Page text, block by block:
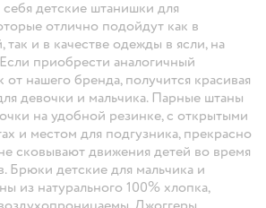
детские штанишки для
отлично подойдут как в
так и в качестве одежды в ясли, на
приобрести аналогичный
нашего бренда, получится красивая
девочки и мальчика. Парные штаны
на удобной резинке, с открытыми
и местом для подгузника, прекрасно
сковывают движения детей во время
Брюки детские для мальчика и
из натурального 100% хлопка,